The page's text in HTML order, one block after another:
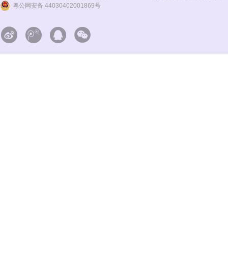
粤公网安备 44030402001869号
   